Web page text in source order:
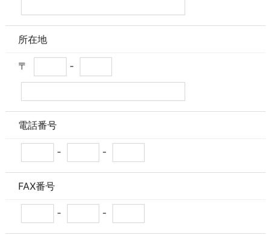
所在地
〒 -
電話番号
- -
FAX番号
- -